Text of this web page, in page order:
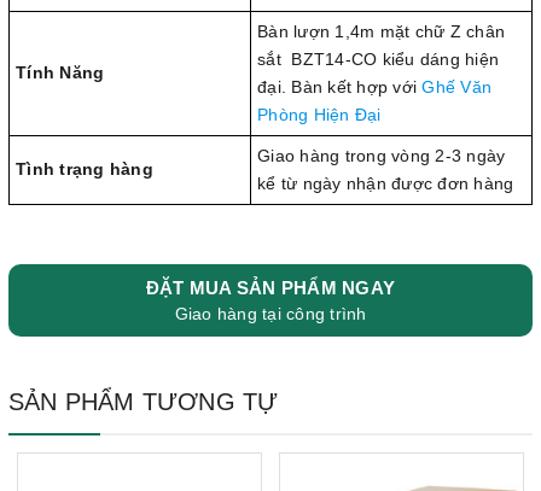
Tính Năng
Bàn lượn 1,4m mặt chữ Z chân
sắt BZT14-CO kiểu dáng hiện
đại. Bàn kết hợp vớiGhế Văn
Phòng Hiện Đại
Tình trạng hàng
Giao hàng trong vòng 2-3 ngày
kể từ ngày nhận được đơn hàng
ĐẶT MUA SẢN PHẨM NGAY
Giao hàng tại công trình
SẢN PHẨM TƯƠNG TỰ